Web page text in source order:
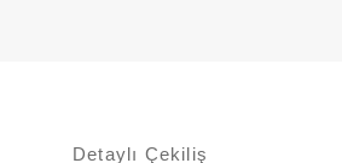
Detaylı Çekiliş